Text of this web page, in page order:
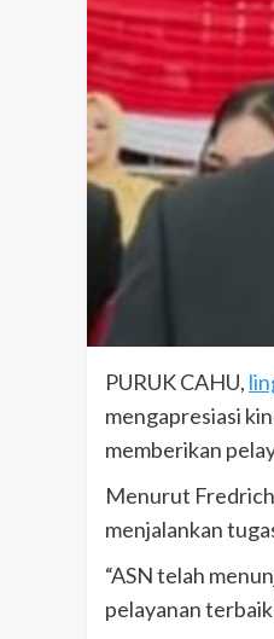
PURUK CAHU,
mengapresiasi
memberikan
Menurut Fredrich
menjalankan
“ASN telah
pelayanan